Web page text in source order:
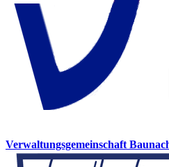
Verwaltungsgemeinschaft